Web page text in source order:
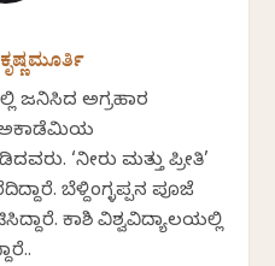
ಜನಿಸಿದ ಅಗ್ರಹಾರ
ಅಕಾಡೆಮಿಯ
‘ನೀರು ಮತ್ತು ಪ್ರೀತಿ’
ಬೆಳ್ದಿಂಗ್ಳಪ್ಪನ ಪೂಜೆ
ಕಾಶಿ ವಿಶ್ವವಿದ್ಯಾಲಯಲ್ಲಿ